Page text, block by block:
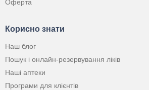
Оферта
Корисно знати
Наш блог
Пошук і онлайн-резервування ліків
Наші аптеки
Програми для клієнтів